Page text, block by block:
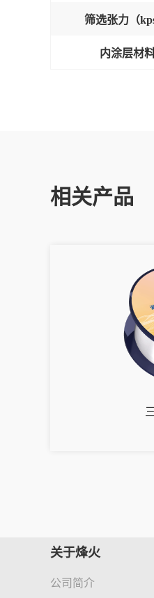
筛选张力（k
内涂层材
相关产品
关于烽火
公司简介